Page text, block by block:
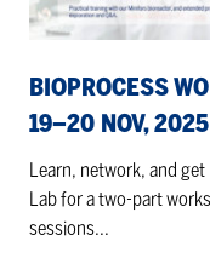
2025
BIOPROCESS
19–20 NOV, 2025
Learn, network, and
Lab for a two-part
sessions...